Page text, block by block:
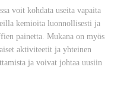
voit kohdata useita vapaita
kemioita luonnollisesti ja
painetta. Mukana on myös
aktiviteetit ja yhteinen
ja voivat johtaa uusiin